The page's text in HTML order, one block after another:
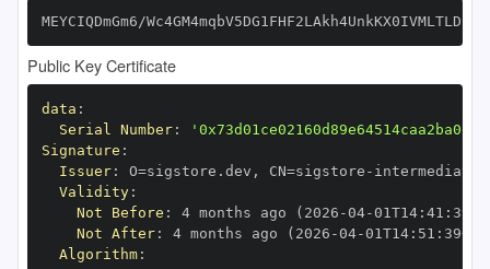
MEYCIQDmGm6/
Public Key Certificate
data :
Serial Number:
Signature :
Issuer: O=sigstore.dev , CN=sigstore -
Validity:
Not Before : 4 months ago (2026 -04-01T14: 41 :
Not After: 4 months ago (2026 -04-01T14: 51 : 39+00
Algorithm: